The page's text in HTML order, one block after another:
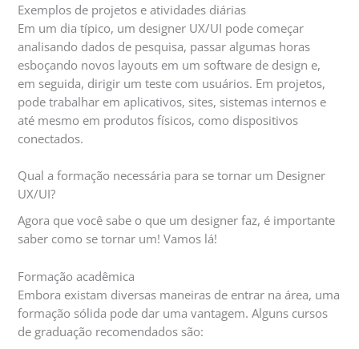
Exemplos de projetos e atividades diárias
Em um dia típico, um designer UX/UI pode começar
analisando dados de pesquisa, passar algumas horas
esboçando novos layouts em um software de design e,
em seguida, dirigir um teste com usuários. Em projetos,
pode trabalhar em aplicativos, sites, sistemas internos e
até mesmo em produtos físicos, como dispositivos
conectados.
Qual a formação necessária para se tornar um Designer
UX/UI?
Agora que você sabe o que um designer faz, é importante
saber como se tornar um! Vamos lá!
Formação acadêmica
Embora existam diversas maneiras de entrar na área, uma
formação sólida pode dar uma vantagem. Alguns cursos
de graduação recomendados são: